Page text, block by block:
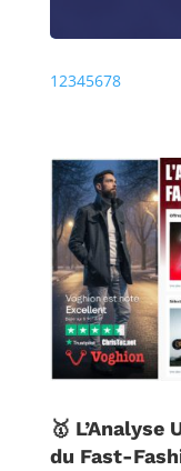
1 2345678
🥇
du Fast-